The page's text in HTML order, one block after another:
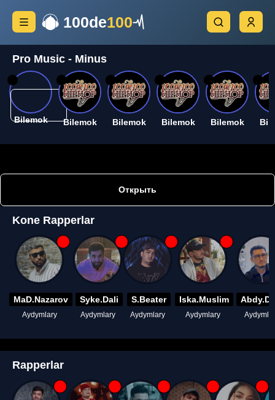
100de100
Pro Music - Minus
Bilemok Bilemok Bilemok Bilemok Bilemok
Открыть
Kone Rapperlar
MaD.Nazarov
Aydymlary
Syke.Dali
Aydymlary
S.Beater
Aydymlary
Iska.Muslim
Aydymlary
Rapperlar